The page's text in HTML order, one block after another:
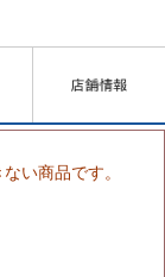
い商品です。